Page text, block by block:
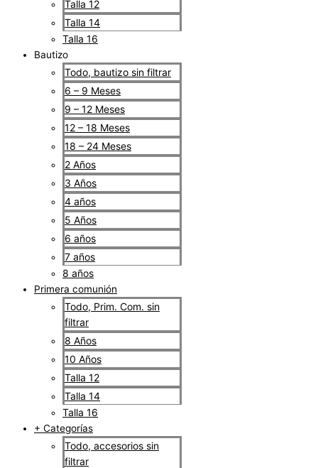
Talla 12
Talla 14
Talla 16
Bautizo
Todo, bautizo sin filtrar
6 – 9 Meses
9 – 12 Meses
12 – 18 Meses
18 – 24 Meses
2 Años
3 Años
4 años
5 Años
6 años
7 años
8 años
Primera comunión
Todo, Prim. Com. sin
filtrar
8 Años
10 Años
Talla 12
Talla 14
Talla 16
+ Categorías
Todo, accesorios sin
filtrar